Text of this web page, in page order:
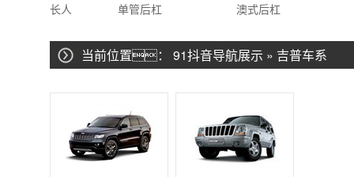
音成长人
单管后杠 澳式后杠
当前位置： 91抖音导航展示 » 吉普车系